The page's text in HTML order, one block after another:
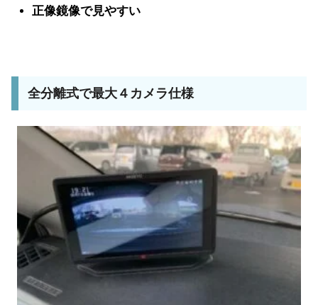
正像鏡像で見やすい
全分離式で最大４カメラ仕様